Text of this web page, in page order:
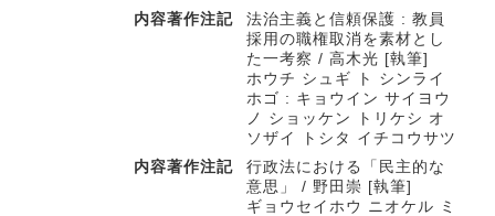
内容著作注記
法治主義と信頼保護 : 教員
採用の職権取消を素材とし
た一考察 / 高木光 [執筆]
ホウチ シュギ ト シンライ
ホゴ : キョウイン サイヨウ
ノ ショッケン トリケシ オ
ソザイ トシタ イチコウサツ
内容著作注記
行政法における「民主的な
意思」 / 野田崇 [執筆]
ギョウセイホウ ニオケル ミ